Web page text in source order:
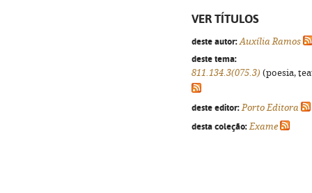
VER TÍTULOS
deste autor: Auxília Ramos
deste tema:
811.134.3(075.3) (poesia,
deste editor: Porto Editora
desta coleção: Exame